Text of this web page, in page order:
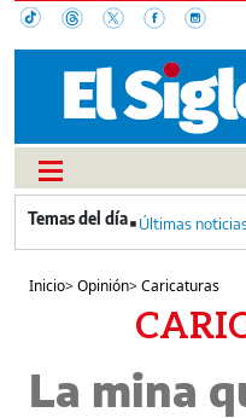
Últimas
Inicio>Opinión>Caricaturas
La mina